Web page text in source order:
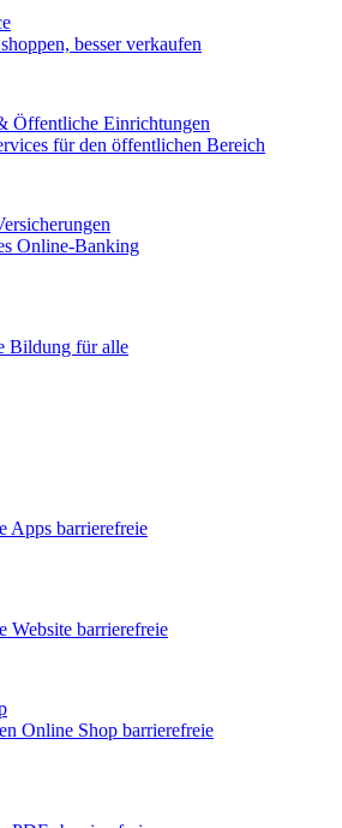
besser verkaufen
Öffentliche Einrichtungen
für den öffentlichen Bereich
Online-Banking
Bildung für alle
Apps barrierefreie
Website barrierefreie
Online Shop barrierefreie